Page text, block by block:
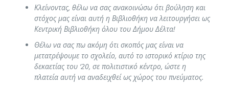
Κλείνοντας, θέλω να σας ανακοινώσω ότι βούληση και
στόχος μας είναι αυτή η Βιβλιοθήκη να λειτουργήσει ως
Κεντρική Βιβλιοθήκη όλου του Δήμου Δέλτα!
Θέλω να σας πω ακόμη ότι σκοπός μας είναι να
μετατρέψουμε το σχολείο, αυτό το ιστορικό κτίριο της
δεκαετίας του ‘20, σε πολιτιστικό κέντρο, ώστε η
πλατεία αυτή να αναδειχθεί ως χώρος του πνεύματος.